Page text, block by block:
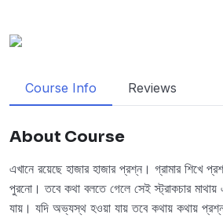
Course Info Reviews
About Course
এখানে রয়েছে হাজার হাজার প্রশ্ন। গ্রামার শিখে
পুরনো। তবে কথা বলতে গেলে সেই স্ট্রাকচার মাথায়
যায়। যদি অভ্যস্থ হওয়া যায় তবে কথায় কথায়